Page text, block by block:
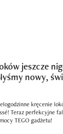
jeszcze
nowy,
kręcenie
Teraz perfekcyjne
TEGO gadżetu!